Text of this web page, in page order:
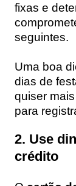
fixas e
seguintes.
Uma boa
dias de
quiser
para
2. Use
crédito